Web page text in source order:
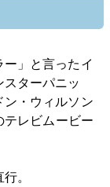
ー」と言ったイ
ターパニッ
ン・ウィルソン
レビムービー
。